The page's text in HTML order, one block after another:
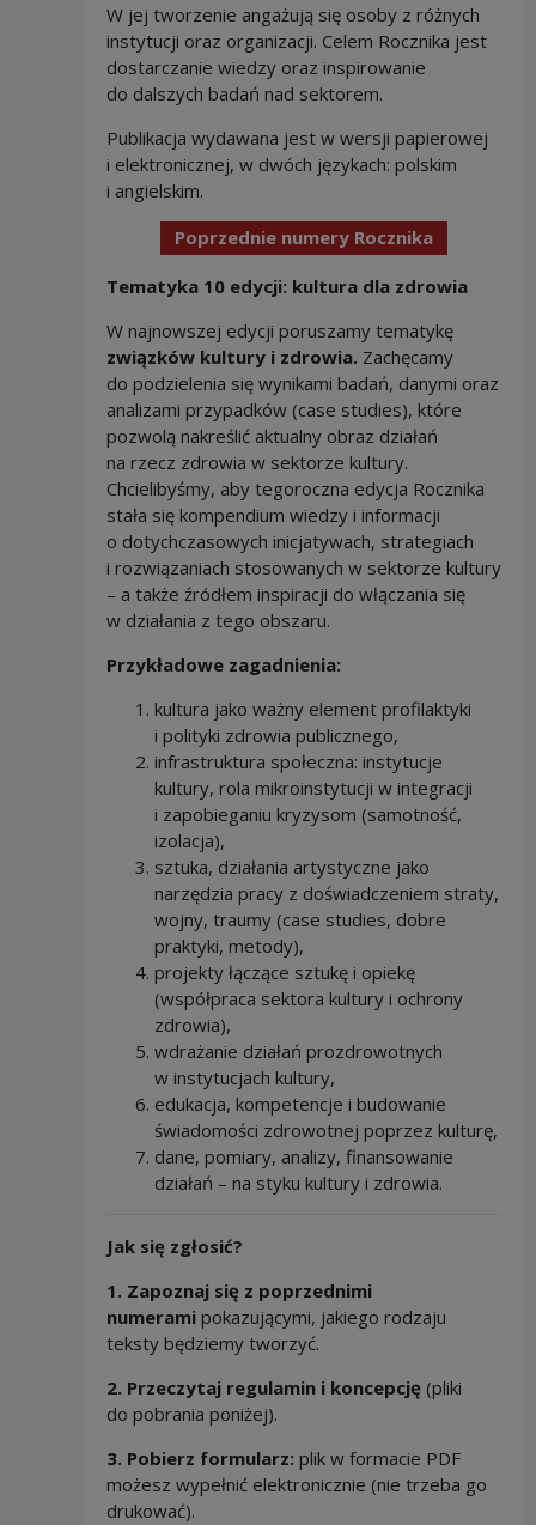
W jej tworzenie angażują się osoby z różnych
instytucji oraz organizacji. Celem Rocznika jest
dostarczanie wiedzy oraz inspirowanie
do dalszych badań nad sektorem.
Publikacja wydawana jest w wersji papierowej
i elektronicznej, w dwóch językach: polskim
i angielskim.
Poprzednie numery RocznikaNote, the
Tematyka 10 edycji: kultura dla zdrowia
W najnowszej edycji poruszamy tematykę
związków kultury i zdrowia. Zachęcamy
do podzielenia się wynikami badań, danymi oraz
analizami przypadków (case studies), które
pozwolą nakreślić aktualny obraz działań
na rzecz zdrowia w sektorze kultury.
Chcielibyśmy, aby tegoroczna edycja Rocznika
stała się kompendium wiedzy i informacji
o dotychczasowych inicjatywach, strategiach
i rozwiązaniach stosowanych w sektorze kultury
– a także źródłem inspiracji do włączania się
w działania z tego obszaru.
Przykładowe zagadnienia:
kultura jako ważny element profilaktyki
i polityki zdrowia publicznego,
infrastruktura społeczna: instytucje
kultury, rola mikroinstytucji w integracji
i zapobieganiu kryzysom (samotność,
izolacja),
sztuka, działania artystyczne jako
narzędzia pracy z doświadczeniem straty,
wojny, traumy (case studies, dobre
praktyki, metody),
projekty łączące sztukę i opiekę
(współpraca sektora kultury i ochrony
zdrowia),
wdrażanie działań prozdrowotnych
w instytucjach kultury,
edukacja, kompetencje i budowanie
świadomości zdrowotnej poprzez kulturę,
dane, pomiary, analizy, finansowanie
działań – na styku kultury i zdrowia.
Jak się zgłosić?
1. Zapoznaj się z poprzednimi
numerami pokazującymi, jakiego rodzaju
teksty będziemy tworzyć.
2. Przeczytaj regulamin i koncepcję (pliki
do pobrania poniżej).
3. Pobierz formularz: plik w formacie PDF
możesz wypełnić elektronicznie (nie trzeba go
drukować).